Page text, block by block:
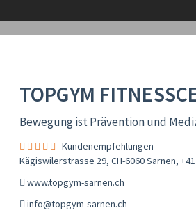
TOPGYM
Bewegung ist Prävention und
Kundenempfehlungen
Kägiswilerstrasse 29, CH-6060 Sarnen,
www.topgym-sarnen.ch
info@topgym-sarnen.ch